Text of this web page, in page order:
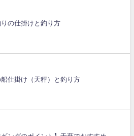
りの仕掛けと釣り方
仕掛け（天秤）と釣り方